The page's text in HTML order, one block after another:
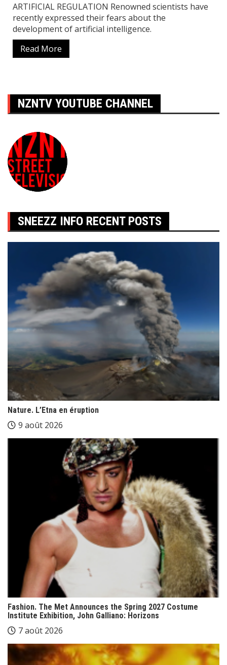
ARTIFICIAL REGULATION Renowned scientists have
recently expressed their fears about the
development of artificial intelligence.
Read More
NZNTV YOUTUBE CHANNEL
SNEEZZ INFO RECENT POSTS
Nature. L’Etna en éruption
9 août 2026
Fashion. The Met Announces the Spring 2027 Costume
Institute Exhibition, John Galliano: Horizons
7 août 2026